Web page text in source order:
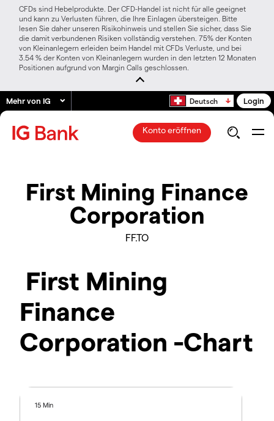
CFDs sind Hebelprodukte. Der CFD-Handel ist nicht für alle geeignet
und kann zu Verlusten führen, die Ihre Einlagen übersteigen. Bitte
lesen Sie daher unseren Risikohinweis und stellen Sie sicher, dass Sie
die damit verbundenen Risiken vollständig verstehen. 75% der Konten
von Kleinanlegern erleiden beim Handel mit CFDs Verluste, und bei
3.54 % der Konten von Kleinanlegern wurden in den letzten 12 Monaten
Positionen aufgrund von Margin Calls geschlossen.
Mehr von IG Deutsch Login
Konto eröffnen
First Mining Finance
Corporation
FF.TO
First Mining
Finance
Corporation -Chart
15 Min